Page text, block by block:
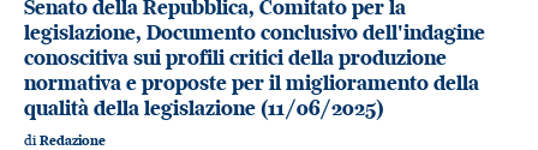
Senato della Repubblica, Comitato per la
legislazione, Documento conclusivo dell'indagine
conoscitiva sui profili critici della produzione
normativa e proposte per il miglioramento della
qualità della legislazione (11/06/2025)
di Redazione